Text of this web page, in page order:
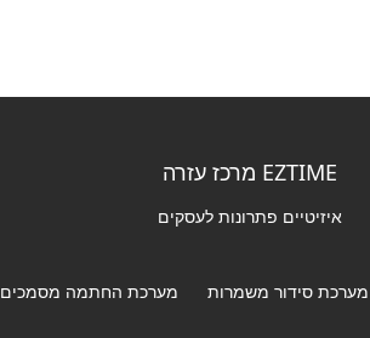
EZTIME מרכז עזרה
איזיטיים פתרונות לעסקים
מערכת סידור משמרות מערכת החתמה מסמכים